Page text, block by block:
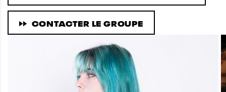
CONTACTER LE GROUPE